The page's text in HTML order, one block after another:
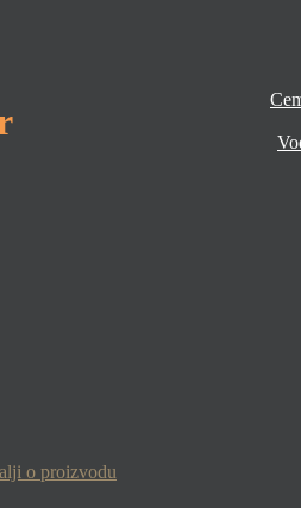
o proizvodu